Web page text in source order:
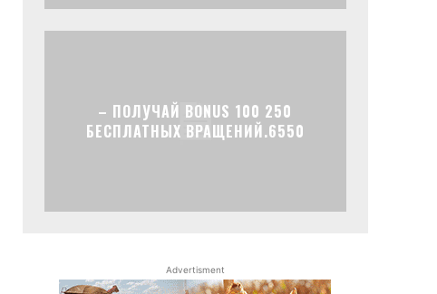
– ПОЛУЧАЙ BONUS 100 250
БЕСПЛАТНЫХ ВРАЩЕНИЙ.6550
Advertisment